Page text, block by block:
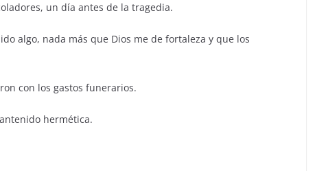
un día antes de la tragedia.
algo, nada más que Dios me de fortaleza y que los
con los gastos funerarios.
hermética.